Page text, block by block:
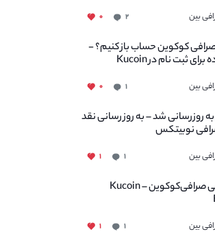
بین ۲ ۰
کوکوین حساب باز کنیم؟ -
بین ۱ ۰
روزرسانی شد – به روز رسانی نقد
نوبیتکس
بین ۱ ۱
نقد و بررسی صرافی‌کوکوین – Kucoin
بین ۱ ۱